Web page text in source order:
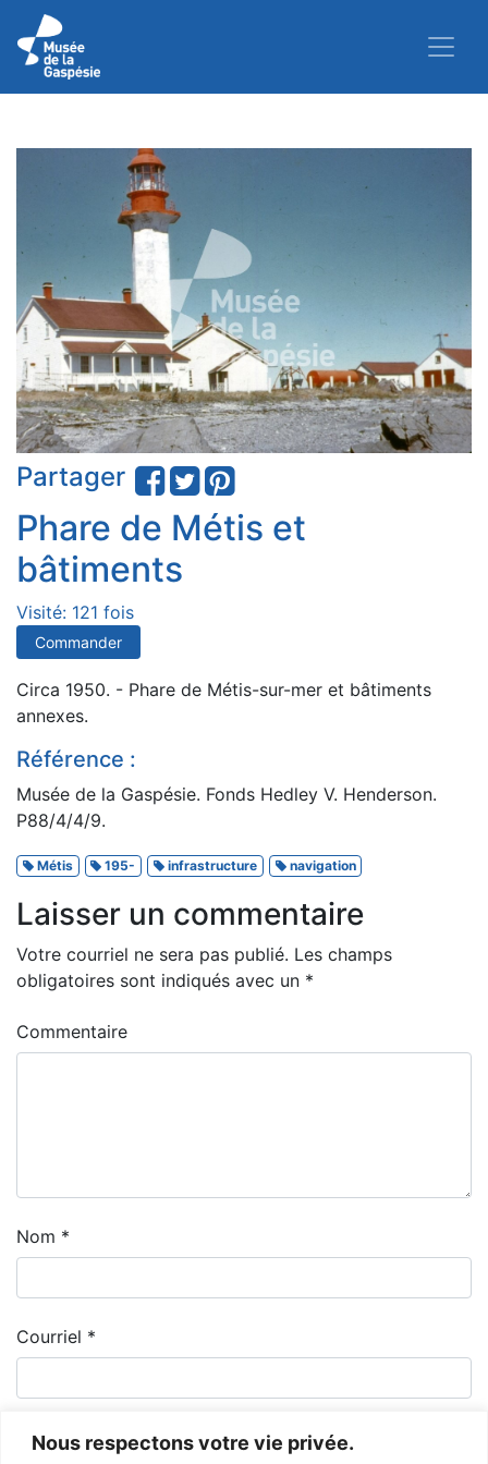
Nous respectons votre vie privée.
Partager
Phare de Métis et
bâtiments
Visité: 121 fois
Commander
Circa 1950. - Phare de Métis-sur-mer et bâtiments
annexes.
Référence :
Musée de la Gaspésie. Fonds Hedley V. Henderson.
P88/4/4/9.
Métis 195- infrastructure navigation
Laisser un commentaire
Votre courriel ne sera pas publié. Les champs
obligatoires sont indiqués avec un *
Commentaire
Nom *
Courriel *